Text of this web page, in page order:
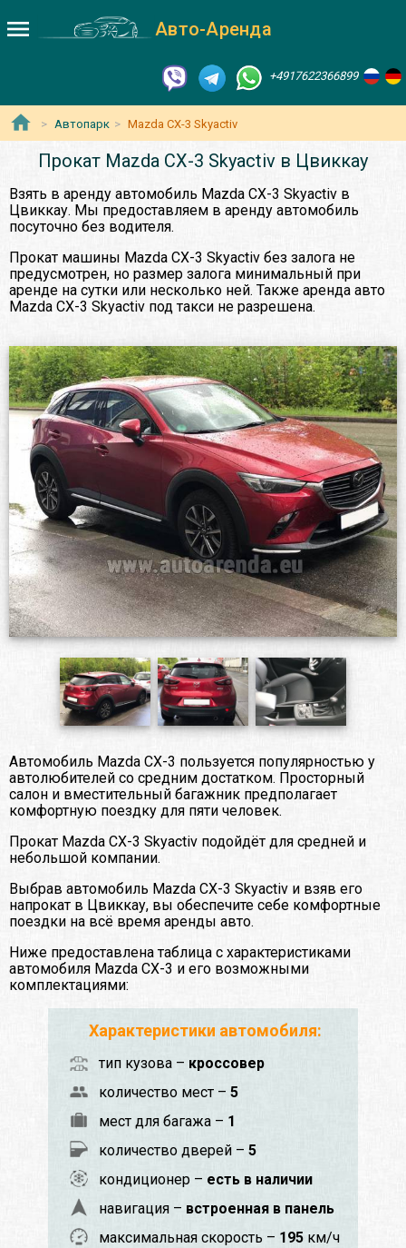
Авто-Аренда
+4917622366899
Автопарк Mazda CX-3 Skyactiv
Прокат Mazda CX-3 Skyactiv в Цвиккау
Взять в аренду автомобиль Mazda CX-3 Skyactiv в
Цвиккау. Мы предоставляем в аренду автомобиль
посуточно без водителя.
Прокат машины Mazda CX-3 Skyactiv без залога не
предусмотрен, но размер залога минимальный при
аренде на сутки или несколько ней. Также аренда авто
Mazda CX-3 Skyactiv под такси не разрешена.
Автомобиль Mazda CX-3 пользуется популярностью у
автолюбителей со средним достатком. Просторный
салон и вместительный багажник предполагает
комфортную поездку для пяти человек.
Прокат Mazda CX-3 Skyactiv подойдёт для средней и
небольшой компании.
Выбрав автомобиль Mazda CX-3 Skyactiv и взяв его
напрокат в Цвиккау, вы обеспечите себе комфортные
поездки на всё время аренды авто.
Ниже предоставлена таблица с характеристиками
автомобиля Mazda CX-3 и его возможными
комплектациями:
Характеристики автомобиля:
тип кузова – кроссовер
количество мест – 5
мест для багажа – 1
количество дверей – 5
кондиционер – есть в наличии
навигация – встроенная в панель
максимальная скорость – 195 км/ч